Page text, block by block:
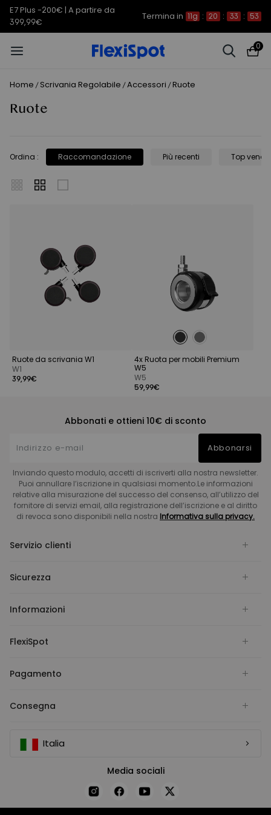
E7 Plus -200€ | A partire da
399,99€
Termina in 11g : 20 : 33 : 53
0
Home / Scrivania Regolabile /Accessori /Ruote
Ruote
Ordina : Raccomandazione Più recenti Top
Ruote da scrivania W1
W1
39,99€
4x Ruota per mobili Premium
W5
W5
59,99€
Abbonati e ottieni 10€ di sconto
Abbonarsi
Inviando questo modulo, accetti di iscriverti alla nostra newsletter.
Puoi annullare l’iscrizione in qualsiasi momento.Le informazioni
relative alla misurazione del successo del consenso, all’utilizzo del
fornitore di servizi email, alla registrazione dell’iscrizione e al diritto
di revoca sono disponibili nella nostra Informativa sulla privacy.
Servizio clienti
Sicurezza
Informazioni
FlexiSpot
Pagamento
Consegna
Italia
Media sociali